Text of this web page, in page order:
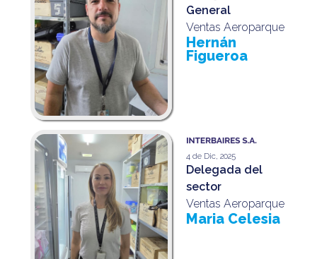
General
Ventas Aeroparque
Hernán
Figueroa
4 de Dic, 2025
Delegada del
sector
Ventas Aeroparque
Maria Celesia